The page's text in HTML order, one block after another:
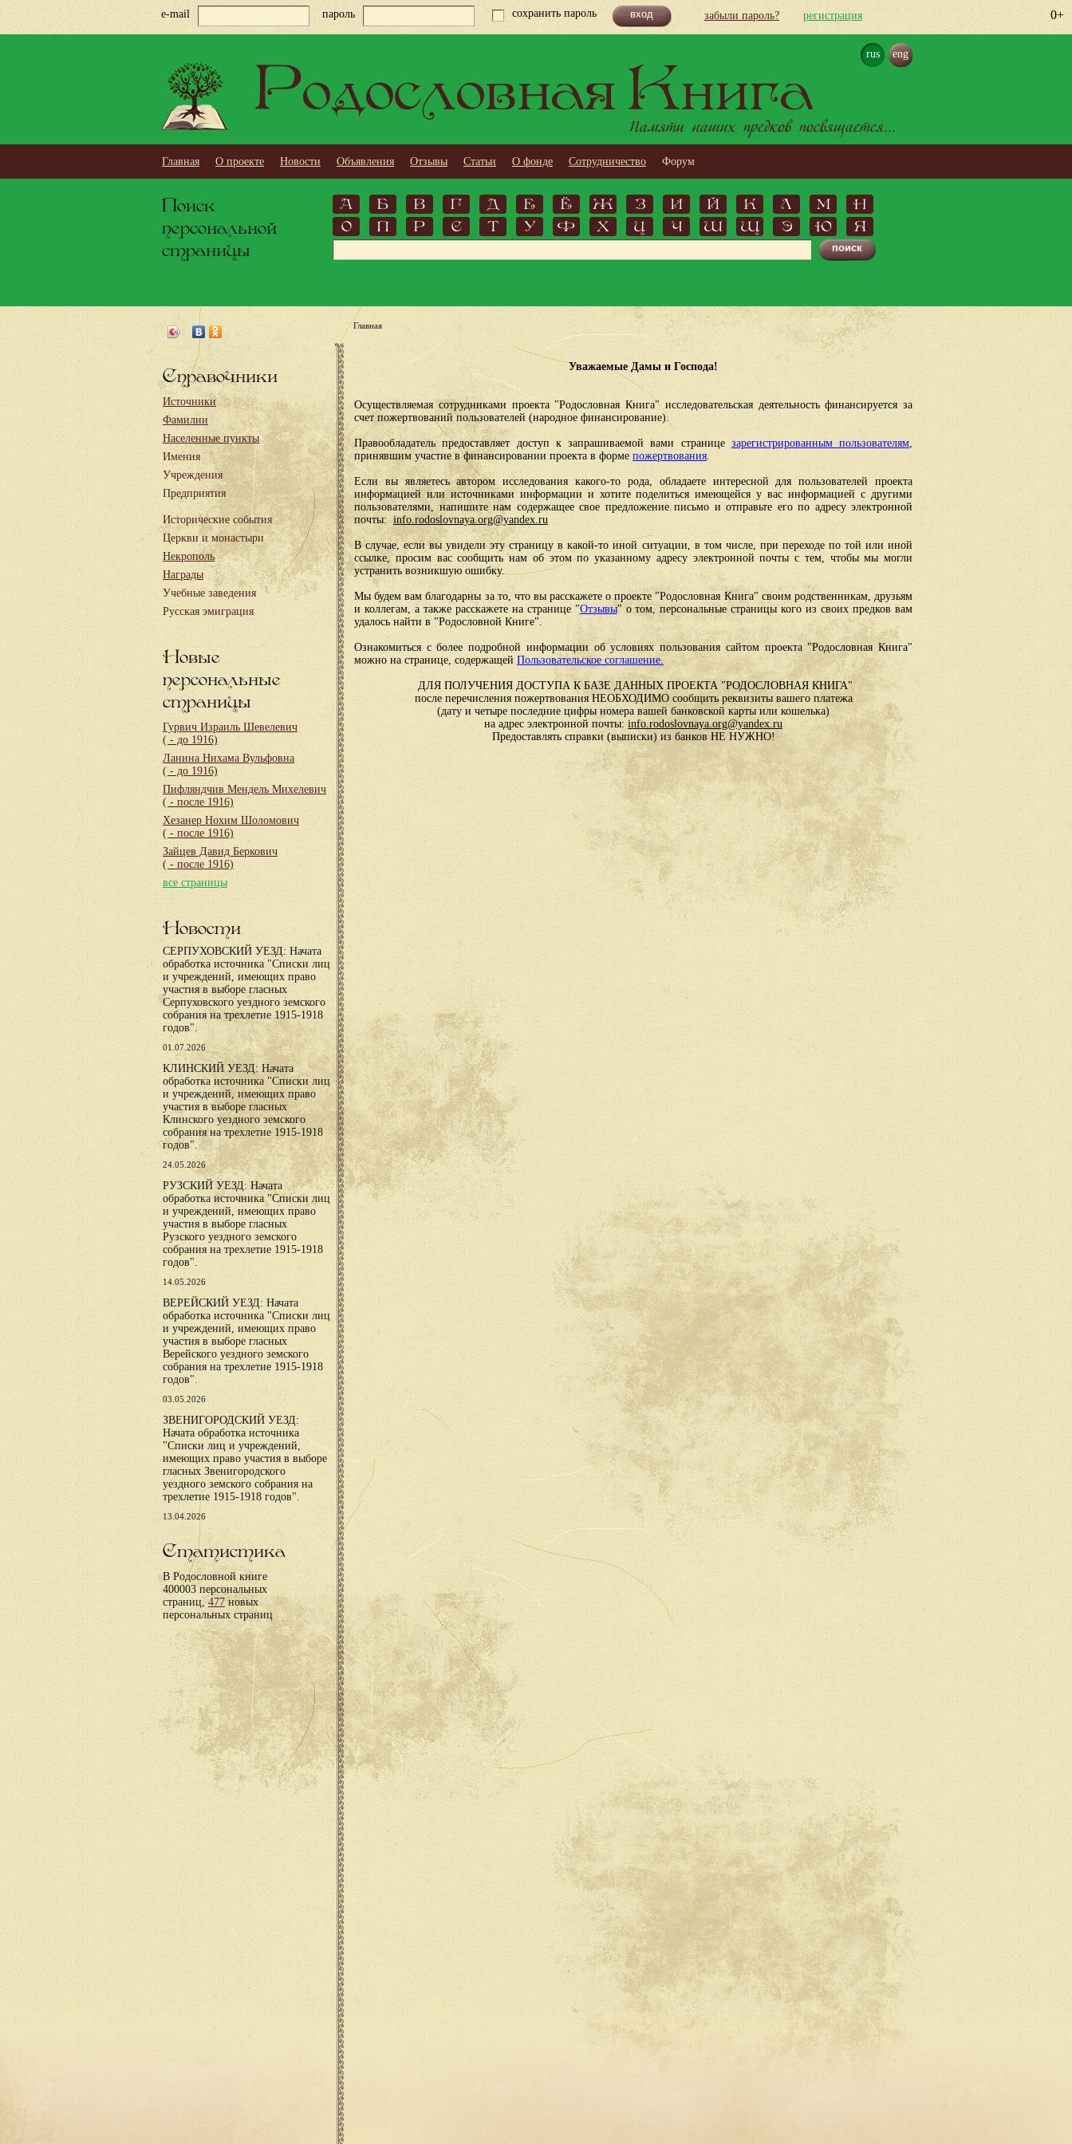
0+
e-mail пароль сохранить пароль забыли пароль? регистрация
rus eng
Родословная Книга
Памяти наших предков посвящается...
Главная О проекте Новости Объявления Отзывы Статьи О фонде Сотрудничество Форум
Поиск
персональной
страницы
А Б В Г Д Е Ё Ж З И Й К Л М
Н
О
П Р С Т У Ф Х Ц Ч Ш Щ Э Ю Я
Справочники
Источники
Фамилии
Населенные пункты
Имения
Учреждения
Предприятия
Исторические события
Церкви и монастыри
Некрополь
Награды
Учебные заведения
Русская эмиграция
Новые
персональные
страницы
Гурвич Израиль Шевелевич
( - до 1916)
Ланина Нихама Вульфовна
( - до 1916)
Пифляндчив Мендель Михелевич
( - после 1916)
Хезанер Нохим Шоломович
( - после 1916)
Зайцев Давид Беркович
( - после 1916)
все страницы
Новости
СЕРПУХОВСКИЙ УЕЗД: Начата
обработка источника "Списки лиц
и учреждений, имеющих право
участия в выборе гласных
Серпуховского уездного земского
собрания на трехлетие 1915-1918
годов".
01.07.2026
КЛИНСКИЙ УЕЗД: Начата
обработка источника "Списки лиц
и учреждений, имеющих право
участия в выборе гласных
Клинского уездного земского
собрания на трехлетие 1915-1918
годов".
24.05.2026
РУЗСКИЙ УЕЗД: Начата
обработка источника "Списки лиц
и учреждений, имеющих право
участия в выборе гласных
Рузского уездного земского
собрания на трехлетие 1915-1918
годов".
14.05.2026
ВЕРЕЙСКИЙ УЕЗД: Начата
обработка источника "Списки лиц
и учреждений, имеющих право
участия в выборе гласных
Верейского уездного земского
собрания на трехлетие 1915-1918
годов".
03.05.2026
ЗВЕНИГОРОДСКИЙ УЕЗД:
Начата обработка источника
"Списки лиц и учреждений,
имеющих право участия в выборе
гласных Звенигородского
уездного земского собрания на
трехлетие 1915-1918 годов".
13.04.2026
Статистика
В Родословной книге
400003 персональных
страниц,477новых
персональных страниц
Главная
Уважаемые Дамы и Господа!
Осуществляемая сотрудниками проекта "Родословная Книга" исследовательская деятельность финансируется за
счет пожертвований пользователей (народное финансирование).
Правообладатель предоставляет доступ к запрашиваемой вами странице зарегистрированным пользователям,
принявшим участие в финансировании проекта в форме пожертвования.
Если вы являетесь автором исследования какого-то рода, обладаете интересной для пользователей проекта
информацией или источниками информации и хотите поделиться имеющейся у вас информацией с другими
пользователями, напишите нам содержащее свое предложение письмо и отправьте его по адресу электронной
почты: info.rodoslovnaya.org@yandex.ru
В случае, если вы увидели эту страницу в какой-то иной ситуации, в том числе, при переходе по той или иной
ссылке, просим вас сообщить нам об этом по указанному адресу электронной почты с тем, чтобы мы могли
устранить возникшую ошибку.
Мы будем вам благодарны за то, что вы расскажете о проекте "Родословная Книга" своим родственникам, друзьям
и коллегам, а также расскажете на странице "Отзывы" о том, персональные страницы кого из своих предков вам
удалось найти в "Родословной Книге".
Ознакомиться с более подробной информации об условиях пользования сайтом проекта "Родословная Книга"
можно на странице, содержащей Пользовательское соглашение.
ДЛЯ ПОЛУЧЕНИЯ ДОСТУПА К БАЗЕ ДАННЫХ ПРОЕКТА "РОДОСЛОВНАЯ КНИГА"
после перечисления пожертвования НЕОБХОДИМО сообщить реквизиты вашего платежа
(дату и четыре последние цифры номера вашей банковской карты или кошелька)
на адрес электронной почты: info.rodoslovnaya.org@yandex.ru
Предоставлять справки (выписки) из банков НЕ НУЖНО!